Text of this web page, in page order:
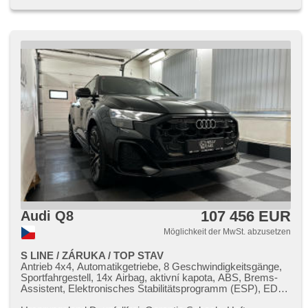
Audi Q8 107 456 EUR
Möglichkeit der MwSt. abzusetzen
S LINE / ZÁRUKA / TOP STAV
Antrieb 4x4, Automatikgetriebe, 8 Geschwindigkeitsgänge,
Sportfahrgestell, 14x Airbag, aktivní kapota, ABS, Brems-
Assistent, Elektronisches Stabilitätsprogramm (ESP), EDS,